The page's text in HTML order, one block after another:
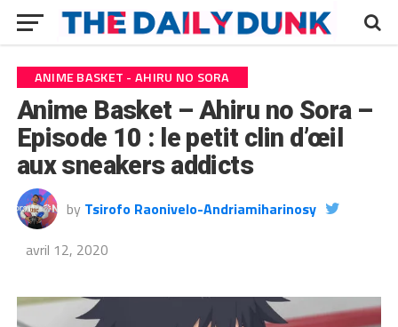
ANIME BASKET - AHIRU NO SORA
Anime Basket – Ahiru no Sora –
Episode 10 : le petit clin d’œil
aux sneakers addicts
by Tsirofo Raonivelo-Andriamiharinosy
avril 12, 2020